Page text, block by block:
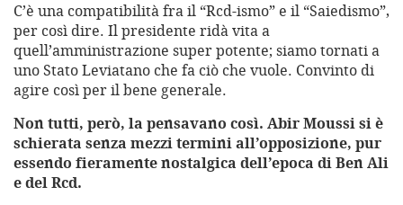
C’è una compatibilità fra il “Rcd-ismo” e il “Saiedismo”,
per così dire. Il presidente ridà vita a
quell’amministrazione super potente; siamo tornati a
uno Stato Leviatano che fa ciò che vuole. Convinto di
agire così per il bene generale.
Non tutti, però, la pensavano così. Abir Moussi si è
schierata senza mezzi termini all’opposizione, pur
essendo fieramente nostalgica dell’epoca di Ben Ali
e del Rcd.